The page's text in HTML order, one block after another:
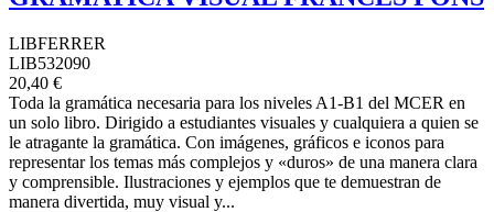
LIBFERRER
LIB532090
20,40 €
Toda la gramática necesaria para los niveles A1-B1 del MCER en
un solo libro. Dirigido a estudiantes visuales y cualquiera a quien se
le atragante la gramática. Con imágenes, gráficos e iconos para
representar los temas más complejos y «duros» de una manera clara
y comprensible. Ilustraciones y ejemplos que te demuestran de
manera divertida, muy visual y...